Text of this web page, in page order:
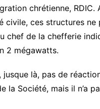
chrétienne,
civile, ces structures
chef de la chefferie
2 mégawatts.
jusque là, pas de
la Société, mais il n’a